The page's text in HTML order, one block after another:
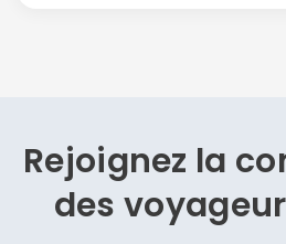
Rejoignez la
des